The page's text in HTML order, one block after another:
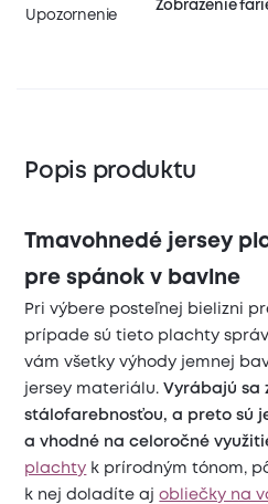
Upozornenie
Zobrazenie
Popis produktu
Tmavohnedé jersey
pre spánok v bavlne
Pri výbere posteľnej bielizni
prípade sú tieto plachty
vám všetky výhody jemnej
jersey materiálu.Vyrábajú sa
stálofarebnosťou, a preto sú
a vhodné na celoročné
plachty k prírodným tónom,
k nej doladíte ajobliečky na